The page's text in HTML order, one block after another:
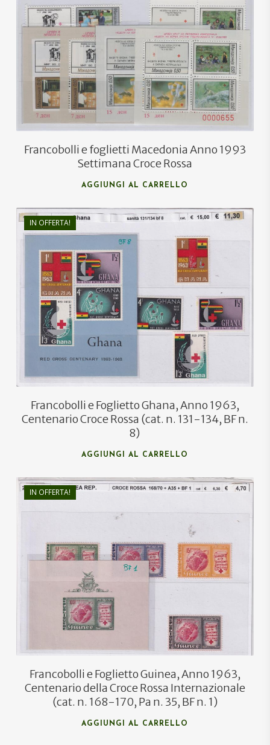
€8,00
€5,50
Francobolli e foglietti Macedonia Anno 1993
Settimana Croce Rossa
AGGIUNGI AL CARRELLO
IN OFFERTA!
€
€
12,50
Francobolli e Foglietto Ghana, Anno 1963,
Centenario Croce Rossa (cat. n. 131-134, BF n.
8)
AGGIUNGI AL CARRELLO
IN OFFERTA!
€6,30
€3,50
Francobolli e Foglietto Guinea, Anno 1963,
Centenario della Croce Rossa Internazionale
(cat. n. 168-170, Pa n. 35, BF n. 1)
AGGIUNGI AL CARRELLO